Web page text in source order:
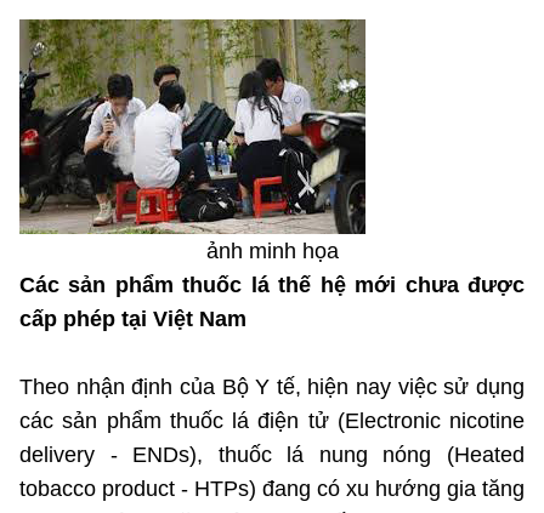
Sở Khoa học và Công nghệ
Chuyển đổi số
Bưu chính, Viễn thông
Sở hữu trí tuệ
Tiêu chuẩn, đo lường, chất lượng
Năng lượng nguyên tử
Tin địa phương
Văn bản QPPL
Văn bản chỉ đạo điều hành
Lấy ý kiến người dân về dự thảo VBQPPL
MST IOFFICE
THỐNG KÊ
Khoa học và Công nghệ
Đổi mới sáng tạo
Chuyển đổi số
Bưu chính, Viễn thông
Sở hữu trí tuệ
Tiêu chuẩn, đo lường, chất lượng
Năng lượng nguyên tử
Multimedia
THƯ ĐIỆN TỬ
Videos
Ảnh
Voice
ảnh minh họa
Các sản phẩm thuốc lá thế hệ mới chưa được
cấp phép tại Việt Nam
Theo nhận định của Bộ Y tế, hiện nay việc sử dụng
các sản phẩm thuốc lá điện tử (Electronic nicotine
delivery - ENDs), thuốc lá nung nóng (Heated
tobacco product - HTPs) đang có xu hướng gia tăng